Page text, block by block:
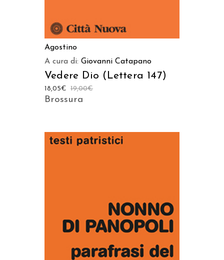
Agostino
A cura di: Giovanni Catapano
Vedere Dio (Lettera 147)
19,00€
18,05€
Brossura
AGGIUNGI AL CARRELLO